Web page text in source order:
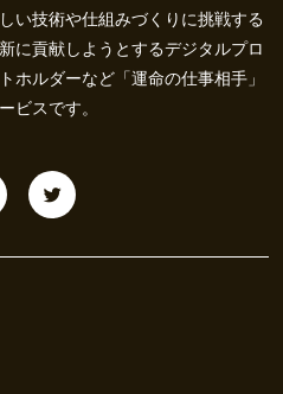
い技術や仕組みづくりに挑戦する
に貢献しようとするデジタルプロ
ホルダーなど「運命の仕事相手」
ビスです。